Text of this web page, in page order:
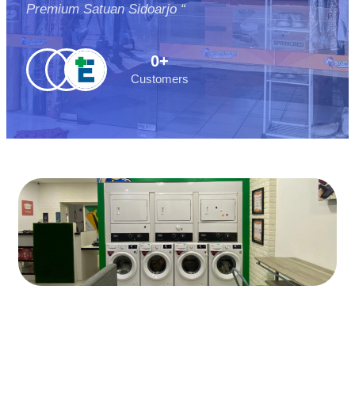
Premium Satuan Sidoarjo “
Customers
0+